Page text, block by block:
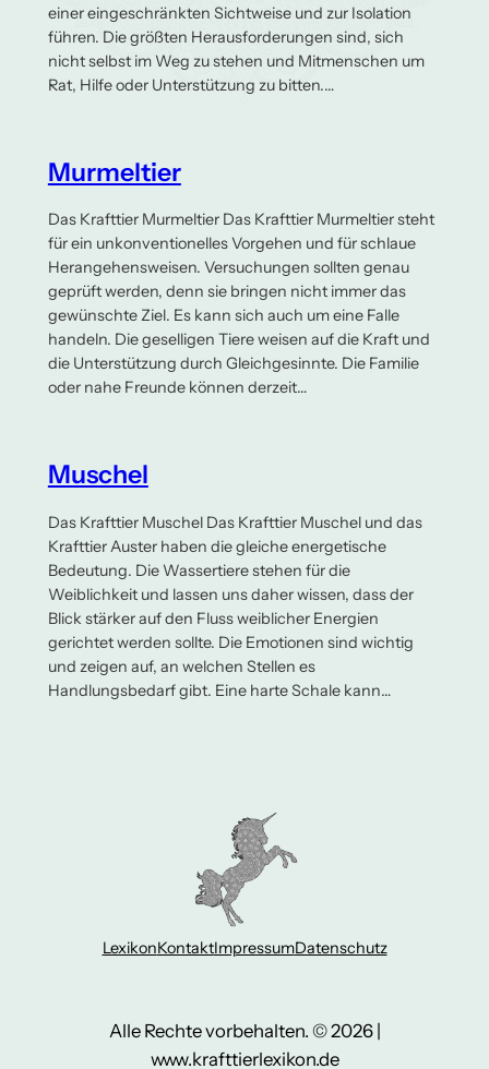
einer eingeschränkten Sichtweise und zur Isolation
führen. Die größten Herausforderungen sind, sich
nicht selbst im Weg zu stehen und Mitmenschen um
Rat, Hilfe oder Unterstützung zu bitten.…
Murmeltier
Das Krafttier Murmeltier Das Krafttier Murmeltier steht
für ein unkonventionelles Vorgehen und für schlaue
Herangehensweisen. Versuchungen sollten genau
geprüft werden, denn sie bringen nicht immer das
gewünschte Ziel. Es kann sich auch um eine Falle
handeln. Die geselligen Tiere weisen auf die Kraft und
die Unterstützung durch Gleichgesinnte. Die Familie
oder nahe Freunde können derzeit…
Muschel
Das Krafttier Muschel Das Krafttier Muschel und das
Krafttier Auster haben die gleiche energetische
Bedeutung. Die Wassertiere stehen für die
Weiblichkeit und lassen uns daher wissen, dass der
Blick stärker auf den Fluss weiblicher Energien
gerichtet werden sollte. Die Emotionen sind wichtig
und zeigen auf, an welchen Stellen es
Handlungsbedarf gibt. Eine harte Schale kann…
LexikonKontaktImpressumDatenschutz
Alle Rechte vorbehalten. © 2026 |
www.krafttierlexikon.de